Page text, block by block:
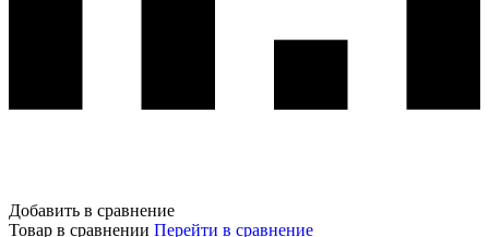
Добавить в сравнение
Товар в сравнении Перейти в сравнение